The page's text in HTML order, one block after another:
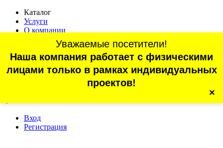
Каталог
Услуги
О компании
Статьи
Контакты
Отзывы
г. Санкт-Петербург, проспект Обуховской Обороны, 70, корп.
Вход
Регистрация
Уважаемые посетители!
Наша компания работает с физическими
лицами только в рамках индивидуальных
проектов!
×